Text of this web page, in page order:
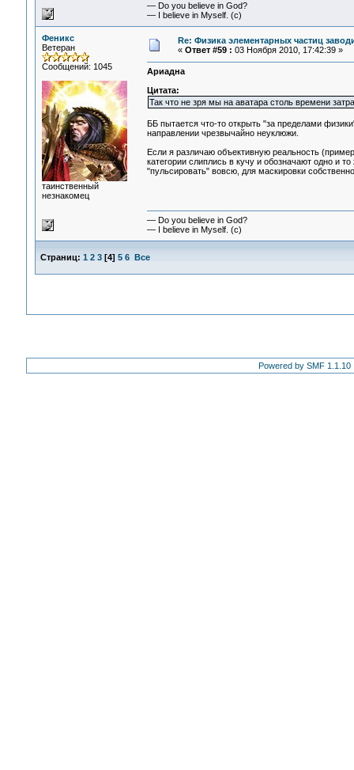
— Do you believe in God?
— I believe in Myself. (c)
Феникс
Ветеран
Сообщений: 1045
таинственный
незнакомец
Re: Физика элементарных частиц
« Ответ #59 : 03 Ноября 2010, 17:42:39 »
Ариадна
Цитата:
Так что не зря мы на аватара столь времени
ББ пытается что-то открыть "за пределами
направлении чрезвычайно неуклюжи.
Если я различаю объективную реальность
категории слиплись в кучу и обозначают одно и
"пульсировать" вовсю, для маскировки
— Do you believe in God?
— I believe in Myself. (c)
Страниц: 1 2 3[4] 5 6 Все
Powered by SMF 1.1.10